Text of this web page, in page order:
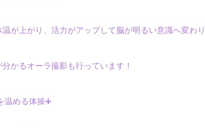
が上がり、活力がアップして脳が明るい意識へ変わり
かるオーラ撮影も行っています！
温める体操➕